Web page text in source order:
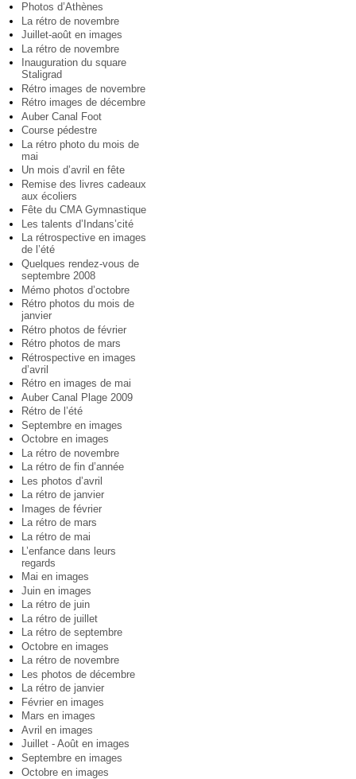
Photos d’Athènes
La rétro de novembre
Juillet-août en images
La rétro de novembre
Inauguration du square
Staligrad
Rétro images de novembre
Rétro images de décembre
Auber Canal Foot
Course pédestre
La rétro photo du mois de
mai
Un mois d’avril en fête
Remise des livres cadeaux
aux écoliers
Fête du CMA Gymnastique
Les talents d’Indans’cité
La rétrospective en images
de l’été
Quelques rendez-vous de
septembre 2008
Mémo photos d’octobre
Rétro photos du mois de
janvier
Rétro photos de février
Rétro photos de mars
Rétrospective en images
d’avril
Rétro en images de mai
Auber Canal Plage 2009
Rétro de l’été
Septembre en images
Octobre en images
La rétro de novembre
La rétro de fin d’année
Les photos d’avril
La rétro de janvier
Images de février
La rétro de mars
La rétro de mai
L’enfance dans leurs
regards
Mai en images
Juin en images
La rétro de juin
La rétro de juillet
La rétro de septembre
Octobre en images
La rétro de novembre
Les photos de décembre
La rétro de janvier
Février en images
Mars en images
Avril en images
Juillet - Août en images
Septembre en images
Octobre en images